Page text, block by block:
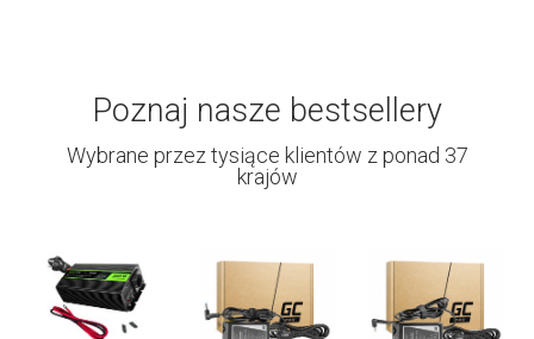
Poznaj nasze bestsellery
Wybrane przez tysiące klientów z ponad 37
krajów